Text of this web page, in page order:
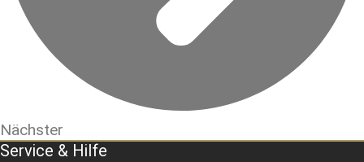
Nächster
Service & Hilfe